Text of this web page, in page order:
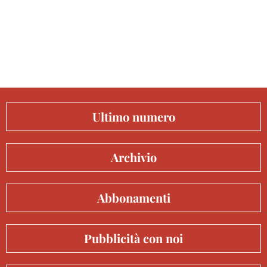
Ultimo numero
Archivio
Abbonamenti
Pubblicità con noi